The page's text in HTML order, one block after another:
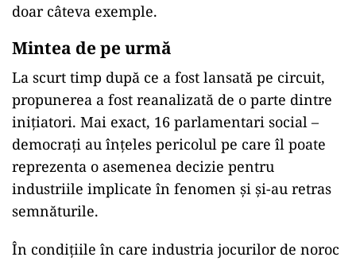
doar câteva exemple.
Mintea de pe urmă
La scurt timp după ce a fost lansată pe circuit,
propunerea a fost reanalizată de o parte dintre
inițiatori. Mai exact, 16 parlamentari social –
democrați au înțeles pericolul pe care îl poate
reprezenta o asemenea decizie pentru
industriile implicate în fenomen și și-au retras
semnăturile.
În condițiile în care industria jocurilor de noroc